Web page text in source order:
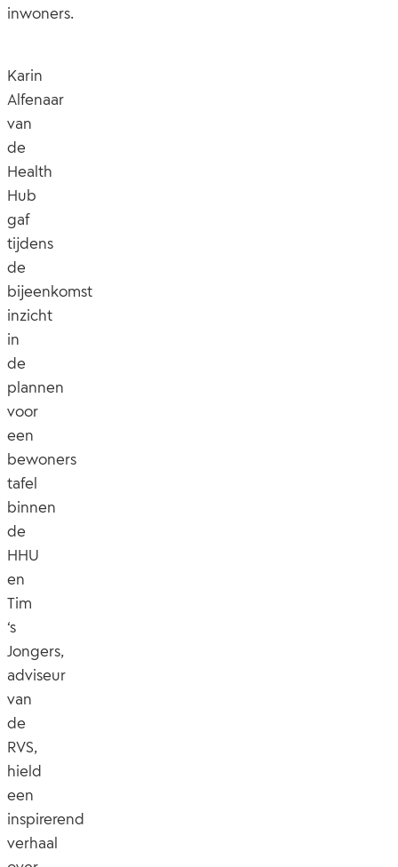
inwoners.
Karin
Alfenaar
van
de
Health
Hub
gaf
tijdens
de
bijeenkomst
inzicht
in
de
plannen
voor
een
bewoners
tafel
binnen
de
HHU
en
Tim
‘s
Jongers,
adviseur
van
de
RVS,
hield
een
inspirerend
verhaal